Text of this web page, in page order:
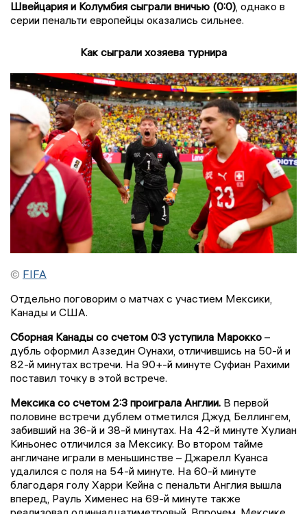
Швейцария и Колумбия сыграли вничью (0:0), однако в
серии пенальти европейцы оказались сильнее.
Как сыграли хозяева турнира
© FIFA
Отдельно поговорим о матчах с участием Мексики,
Канады и США.
Сборная Канады со счетом 0:3 уступила Марокко –
дубль оформил Аззедин Оунахи, отличившись на 50-й и
82-й минутах встречи. На 90+-й минуте Суфиан Рахими
поставил точку в этой встрече.
Мексика со счетом 2:3 проиграла Англии. В первой
половине встречи дублем отметился Джуд Беллингем,
забивший на 36-й и 38-й минутах. На 42-й минуте Хулиан
Киньонес отличился за Мексику. Во втором тайме
англичане играли в меньшинстве – Джарелл Куанса
удалился с поля на 54-й минуте. На 60-й минуте
благодаря голу Харри Кейна с пенальти Англия вышла
вперед, Рауль Хименес на 69-й минуте также